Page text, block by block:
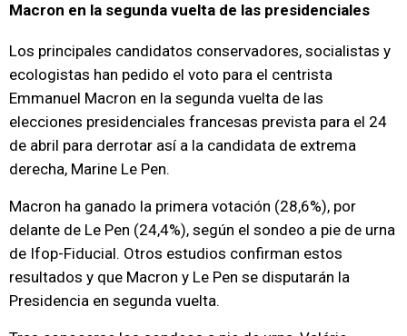
Macron en la segunda vuelta de las presidenciales
Los principales candidatos conservadores, socialistas y
ecologistas han pedido el voto para el centrista
Emmanuel Macron en la segunda vuelta de las
elecciones presidenciales francesas prevista para el 24
de abril para derrotar así a la candidata de extrema
derecha, Marine Le Pen.
Macron ha ganado la primera votación (28,6%), por
delante de Le Pen (24,4%), según el sondeo a pie de urna
de Ifop-Fiducial. Otros estudios confirman estos
resultados y que Macron y Le Pen se disputarán la
Presidencia en segunda vuelta.